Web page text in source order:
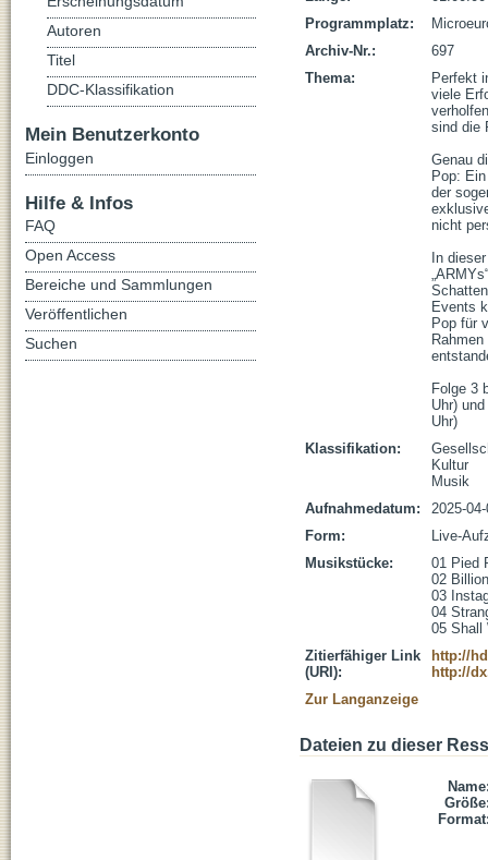
Programmplatz:
Archiv-Nr.:
697
Thema:
Perfekt
viele
sind die
Genau
Pop:
der
nicht
In
Events
Pop für
Folge 3
Uhr)
Uhr)
Klassifikation:
Kultur
Musik
Aufnahmedatum:
2025-
Form:
Live-
Musikstücke:
01 Pied
02
03
04
05 Shall
Zitierfähiger Link
(URI):
http://
http://
Zur Langanzeige
Dateien zu dieser
Autoren
Titel
DDC-Klassifikation
Mein Benutzerkonto
Einloggen
Hilfe & Infos
FAQ
Open Access
Bereiche und Sammlungen
Veröffentlichen
Suchen